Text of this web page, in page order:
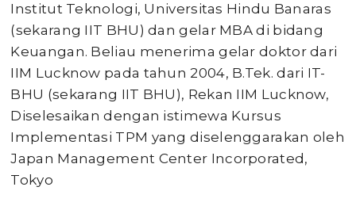
Institut Teknologi, Universitas Hindu Banaras
(sekarang IIT BHU) dan gelar MBA di bidang
Keuangan. Beliau menerima gelar doktor dari
IIM Lucknow pada tahun 2004, B.Tek. dari IT-
BHU (sekarang IIT BHU), Rekan IIM Lucknow,
Diselesaikan dengan istimewa Kursus
Implementasi TPM yang diselenggarakan oleh
Japan Management Center Incorporated,
Tokyo